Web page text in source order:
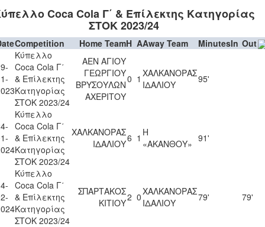
Coca Cola Γ΄ & Επίλεκτης Κατηγορίας
ΣΤΟΚ 2023/24
Competition Home TeamH AAway Team MinutesIn Out
Κύπελλο
Coca Cola Γ΄
& Επίλεκτης
Κατηγορίας
ΣΤΟΚ 2023/24
ΑΕΝ ΑΓΙΟΥ
ΓΕΩΡΓΙΟΥ
ΒΡΥΣΟΥΛΩΝ
ΑΧΕΡΙΤΟΥ
0 1 ΧΑΛΚΑΝΟΡΑΣ
ΙΔΑΛΙΟΥ
95'
Κύπελλο
Coca Cola Γ΄
& Επίλεκτης
Κατηγορίας
ΣΤΟΚ 2023/24
ΧΑΛΚΑΝΟΡΑΣ
ΙΔΑΛΙΟΥ6 1 Η
«ΑΚΑΝΘΟΥ» 91'
Κύπελλο
Coca Cola Γ΄
& Επίλεκτης
Κατηγορίας
ΣΤΟΚ 2023/24
ΣΠΑΡΤΑΚΟΣ
ΚΙΤΙΟΥ2 0ΧΑΛΚΑΝΟΡΑΣ
ΙΔΑΛΙΟΥ
79' 79'